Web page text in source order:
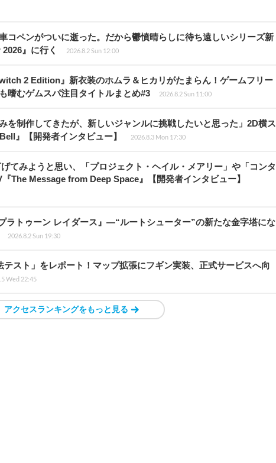
コペンがついに逝った。だから鬱憤晴らしに待ち遠しいシリーズ新
』に行く
2026.8.2 Sun 12:00
2 Edition』新衣装のホムラ＆ヒカリがたまらん！ゲームフリー
嗜むゲムスパ注目タイトルまとめ#3
2026.8.2 Sun 11:00
を制作してきたが、新しいジャンルに挑戦したいと思った」2D横ス
』【開発者インタビュー】
2026.8.3 Mon 17:30
げてみようと思い、「プロジェクト・ヘイル・メアリー」や「コンタ
The Message from Deep Space』【開発者インタビュー】
ラトゥーン レイダース』―“ルートシューター”の新たな金字塔にな
2026.8.2 Sun 19:30
テスト」をレポート！マップ拡張にフギン実装、正式サービスへ向
Wed 22:45
アクセスランキングをもっと見る